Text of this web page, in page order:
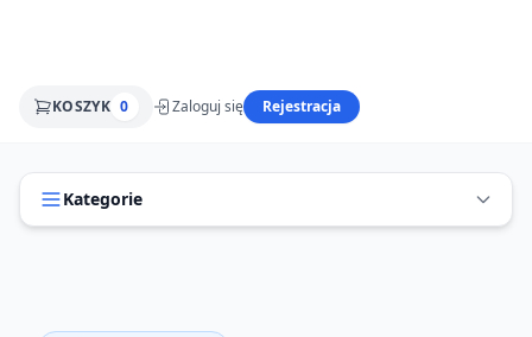
KOSZYK 0 Zaloguj się Rejestracja
Kategorie